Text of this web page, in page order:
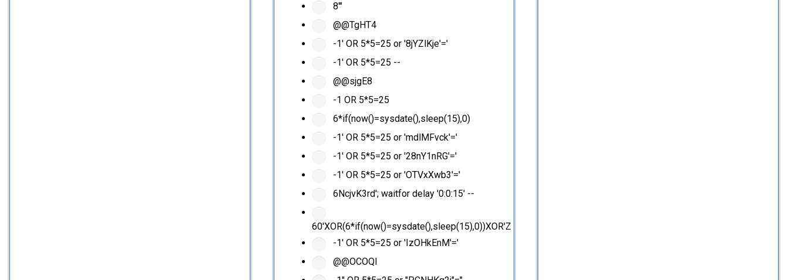
8'"
@@TgHT4
-1' OR 5*5=25 or '8jYZlKje'='
-1' OR 5*5=25 --
@@sjgE8
-1 OR 5*5=25
6*if(now()=sysdate(),sleep(15),0)
-1' OR 5*5=25 or 'mdlMFvck'='
-1' OR 5*5=25 or '28nY1nRG'='
-1' OR 5*5=25 or 'OTVxXwb3'='
6NcjvK3rd'; waitfor delay '0:0:15' --
60'XOR(6*if(now()=sysdate(),sleep(15),0))XOR'Z
-1' OR 5*5=25 or 'IzOHkEnM'='
@@OCOQl